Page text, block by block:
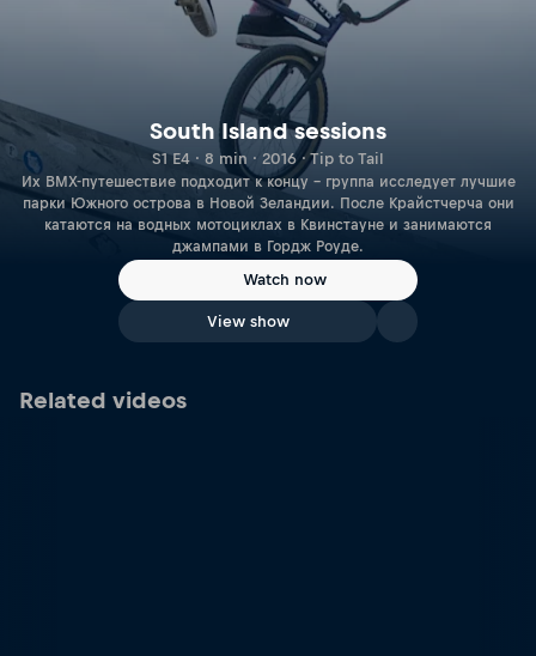
South Island sessions
S1 E4 · 8 min · 2016 · Tip to Tail
Их BMX-путешествие подходит к концу – группа исследует лучшие
парки Южного острова в Новой Зеландии. После Крайстчерча они
катаются на водных мотоциклах в Квинстауне и занимаются
джампами в Гордж Роуде.
Watch now
View show
Related videos